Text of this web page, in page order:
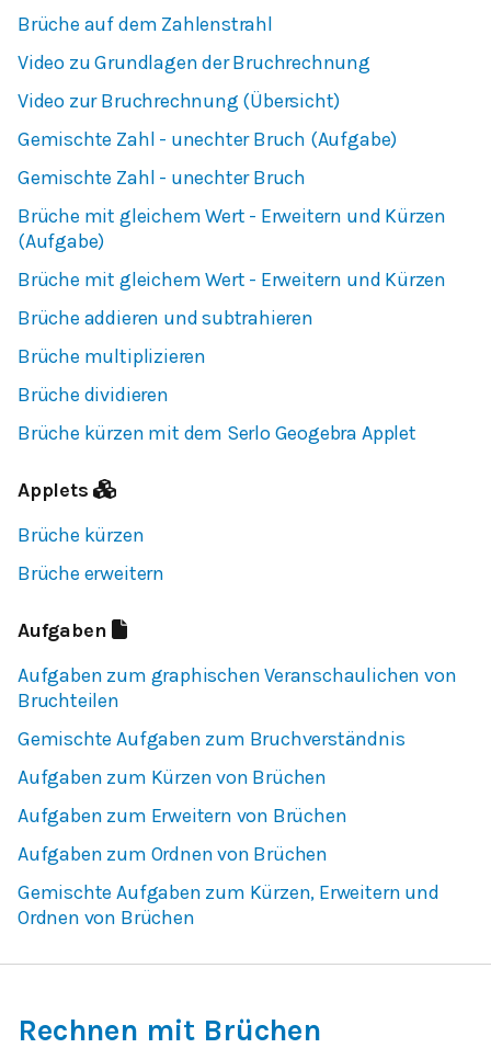
Brüche auf dem Zahlenstrahl
Video zu Grundlagen der Bruchrechnung
Video zur Bruchrechnung (Übersicht)
Gemischte Zahl - unechter Bruch (Aufgabe)
Gemischte Zahl - unechter Bruch
Brüche mit gleichem Wert - Erweitern und Kürzen
(Aufgabe)
Brüche mit gleichem Wert - Erweitern und Kürzen
Brüche addieren und subtrahieren
Brüche multiplizieren
Brüche dividieren
Brüche kürzen mit dem Serlo Geogebra Applet
Applets
Brüche kürzen
Brüche erweitern
Aufgaben
Aufgaben zum graphischen Veranschaulichen von
Bruchteilen
Gemischte Aufgaben zum Bruchverständnis
Aufgaben zum Kürzen von Brüchen
Aufgaben zum Erweitern von Brüchen
Aufgaben zum Ordnen von Brüchen
Gemischte Aufgaben zum Kürzen, Erweitern und
Ordnen von Brüchen
Rechnen mit Brüchen